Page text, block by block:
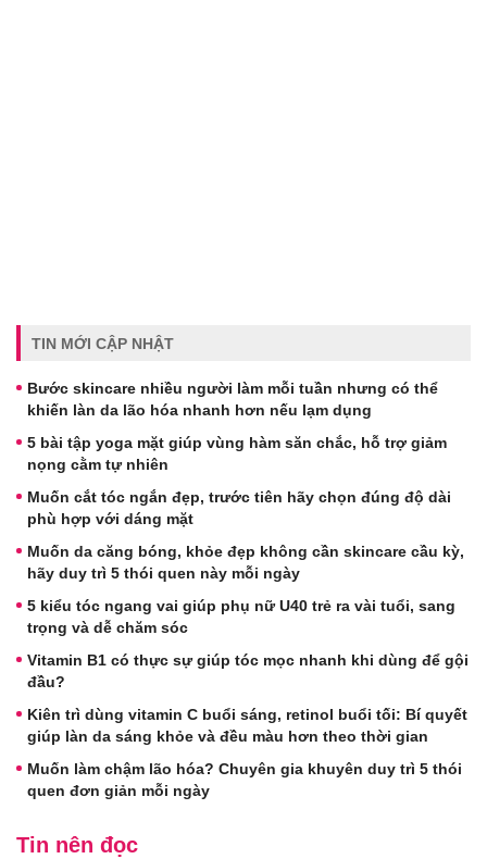
TIN MỚI CẬP NHẬT
Bước skincare nhiều người làm mỗi tuần nhưng có thể
khiến làn da lão hóa nhanh hơn nếu lạm dụng
5 bài tập yoga mặt giúp vùng hàm săn chắc, hỗ trợ giảm
nọng cằm tự nhiên
Muốn cắt tóc ngắn đẹp, trước tiên hãy chọn đúng độ dài
phù hợp với dáng mặt
Muốn da căng bóng, khỏe đẹp không cần skincare cầu kỳ,
hãy duy trì 5 thói quen này mỗi ngày
5 kiểu tóc ngang vai giúp phụ nữ U40 trẻ ra vài tuổi, sang
trọng và dễ chăm sóc
Vitamin B1 có thực sự giúp tóc mọc nhanh khi dùng để gội
đầu?
Kiên trì dùng vitamin C buổi sáng, retinol buổi tối: Bí quyết
giúp làn da sáng khỏe và đều màu hơn theo thời gian
Muốn làm chậm lão hóa? Chuyên gia khuyên duy trì 5 thói
quen đơn giản mỗi ngày
Tin nên đọc